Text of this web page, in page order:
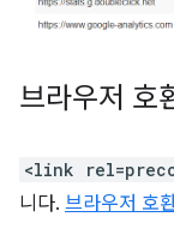
브라우저 호
<link
니다. 브라우저 호